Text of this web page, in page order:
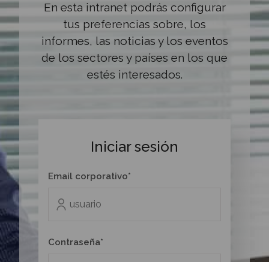
En esta intranet podrás configurar
tus preferencias sobre, los
informes, las noticias y los eventos
de los sectores y países en los que
estés interesados.
Iniciar sesión
Email corporativo*
Contraseña*